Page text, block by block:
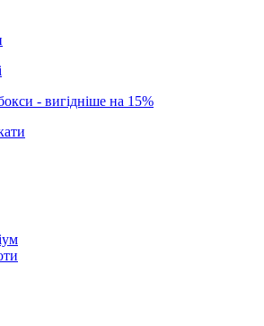
- вигідніше на 15%